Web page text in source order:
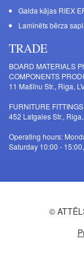
Galda kājas RIEX
Laminēts bērza
TRADE
BOARD MATERIALS
COMPONENTS
11 Mašīnu Str., Riga,
FURNITURE
452 Latgales Str.,
Operating hours:
Saturday 10:00 -
©